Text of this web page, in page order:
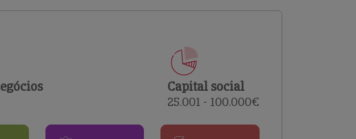
comerciais e analisar o risco de incumprimento dos
Capital social
25.001 - 100.000€